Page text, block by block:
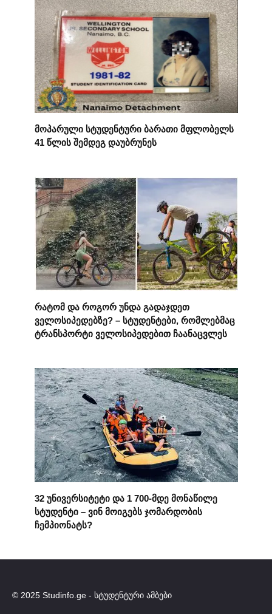
მოპარული სტუდენტური ბარათი მფლობელს
41 წლის შემდეგ დაუბრუნეს
რატომ და როგორ უნდა გადაჯდეთ
ველოსიპედებზე? – სტუდენტები, რომლებმაც
ტრანსპორტი ველოსიპედებით ჩაანაცვლეს
32 უნივერსიტეტი და 1 700-მდე მონაწილე
სტუდენტი – ვინ მოიგებს ჯომარდობის
ჩემპიონატს?
© 2025 Studinfo.ge - სტუდენტური ამბები